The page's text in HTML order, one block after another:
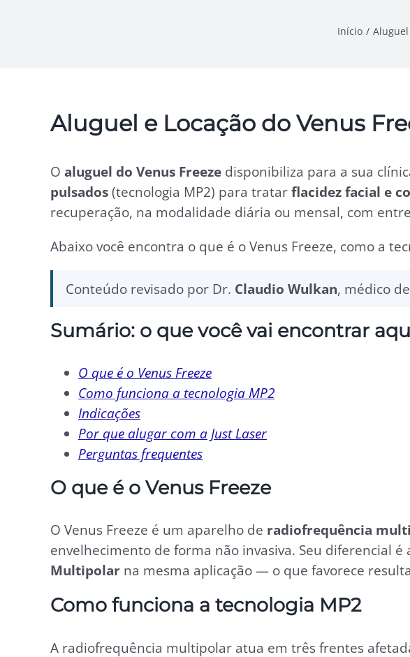
Início Aluguel
Aluguel e Locação do Venus
O aluguel do Venus Freeze disponibiliza para a sua
pulsados (tecnologia MP2) para tratar flacidez facial e
recuperação, na modalidade diária ou mensal, com
Abaixo você encontra o que é o Venus Freeze, como a
Conteúdo revisado por Dr. Claudio Wulkan, médico
Sumário: o que você vai encontrar
O que é o Venus Freeze
Como funciona a tecnologia MP2
Indicações
Por que alugar com a Just Laser
Perguntas frequentes
O que é o Venus Freeze
O Venus Freeze é um aparelho de radiofrequência
envelhecimento de forma não invasiva. Seu diferencial é
Multipolar na mesma aplicação — o que favorece
Como funciona a tecnologia MP2
A radiofrequência multipolar atua em três frentes